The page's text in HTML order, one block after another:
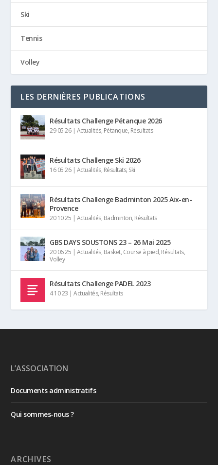
Ski
Tennis
Volley
LES DERNIÈRES PUBLICATIONS
Résultats Challenge Pétanque 2026
29 05 26| Actualités, Pétanque, Résultats
Résultats Challenge Ski 2026
16 05 26| Actualités, Résultats, Ski
Résultats Challenge Badminton 2025 Aix-en-
Provence
20 10 25 | Actualités, Badminton, Résultats
GBS DAYS SOUSTONS 23 – 26 Mai 2025
20 06 25 | Actualités, Basket, Course à pied, Résultats,
Volley
Résultats Challenge PADEL 2023
4 10 23 |Actualités, Résultats
L’ASSOCIATION
Documents administratifs
Qui sommes-nous ?
ARCHIVES